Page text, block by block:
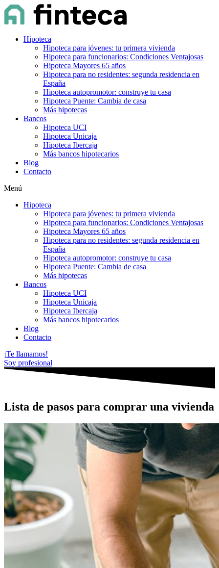
Hipoteca
Hipoteca para jóvenes: tu primera vivienda
Hipoteca para funcionarios: Condiciones Ventajosas
Hipoteca Mayores 65 años
Hipoteca para no residentes: segunda residencia en
España
Hipoteca autopromotor: construye tu casa
Hipoteca Puente: Cambia de casa
Más hipotecas
Bancos
Hipoteca UCI
Hipoteca Unicaja
Hipoteca Ibercaja
Más bancos hipotecarios
Blog
Contacto
Menú
Hipoteca
Hipoteca para jóvenes: tu primera vivienda
Hipoteca para funcionarios: Condiciones Ventajosas
Hipoteca Mayores 65 años
Hipoteca para no residentes: segunda residencia en
España
Hipoteca autopromotor: construye tu casa
Hipoteca Puente: Cambia de casa
Más hipotecas
Bancos
Hipoteca UCI
Hipoteca Unicaja
Hipoteca Ibercaja
Más bancos hipotecarios
Blog
Contacto
¡Te llamamos!
Soy profesional
Lista de pasos para comprar una vivienda